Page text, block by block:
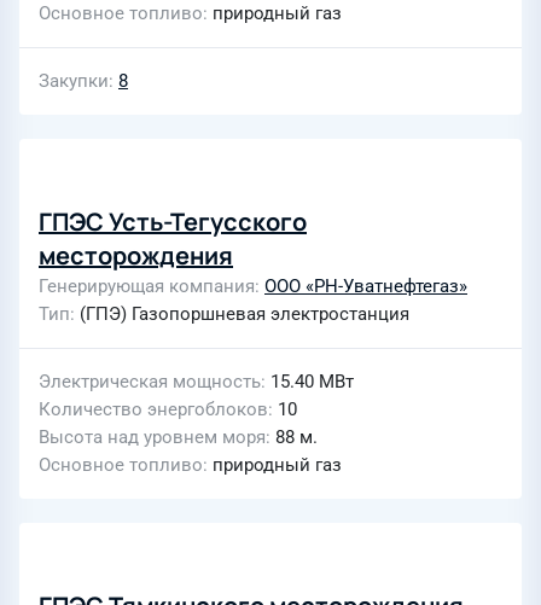
Основное топливо природный газ
Закупки 8
ГПЭС Усть-Тегусского
месторождения
Генерирующая компания ООО «РН-Уватнефтегаз»
Тип (ГПЭ) Газопоршневая электростанция
Электрическая мощность 15.40 МВт
Количество энергоблоков 10
Высота над уровнем моря 88 м.
Основное топливо природный газ